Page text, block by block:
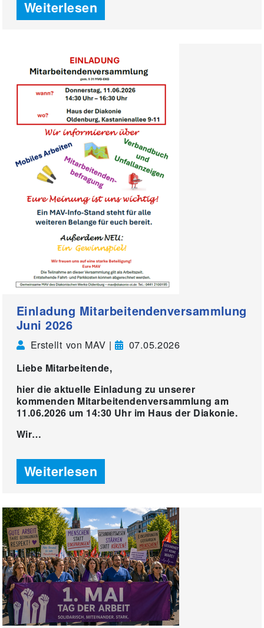
Weiterlesen
Einladung Mitarbeitendenversammlung
Juni 2026
Erstellt von MAV | 07.05.2026
Liebe Mitarbeitende,
hier die aktuelle Einladung zu unserer
kommenden Mitarbeitendenversammlung am
11.06.2026 um 14:30 Uhr im Haus der Diakonie.
Wir…
Weiterlesen